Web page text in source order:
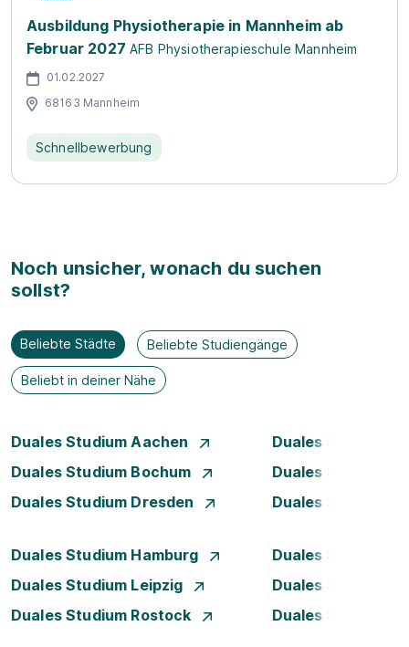
Ausbildung Physiotherapie in Mannheim ab
Februar 2027 AFB Physiotherapieschule Mannheim
01.02.2027
68163 Mannheim
Schnellbewerbung
Noch unsicher, wonach du suchen
sollst?
Beliebte Städte Beliebte Studiengänge
Beliebt in deiner Nähe
Duales Studium Aachen
Duales Studium
Duales Studium Bochum
Duales Studium
Duales Studium Dresden
Duales Studium
Duales Studium Hamburg
Duales Studium
Duales Studium Leipzig
Duales Studium
Duales Studium Rostock
Duales Studium